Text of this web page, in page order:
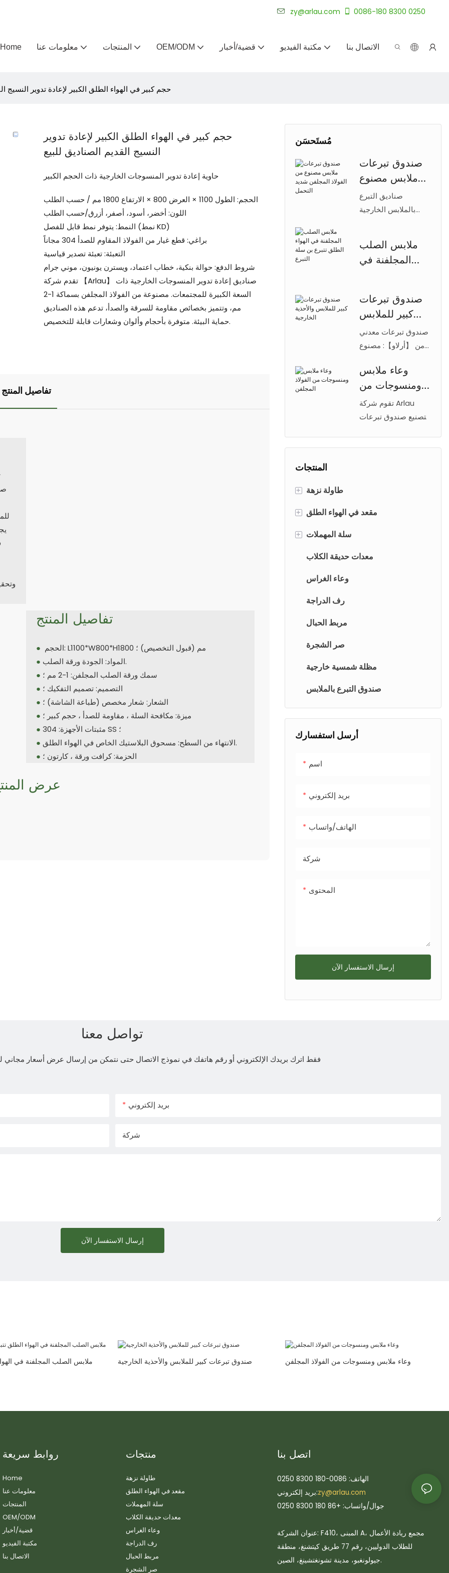
zy@arlau.com 0086-180 8300 0250
Home معلومات عنا المنتجات OEM/ODM قضية/أخبار مكتبة الفيديو الاتصال بنا
حجم كبير في الهواء الطلق الكبير لإعادة تدوير النسيج
حجم كبير في الهواء الطلق الكبير لإعادة تدوير
النسيج القديم الصناديق للبيع
حاوية إعادة تدوير المنسوجات الخارجية ذات الحجم الكبير
الحجم: الطول 1100 × العرض 800 × الارتفاع 1800 مم / حسب الطلب
اللون: أخضر، أسود، أصفر، أزرق/حسب الطلب
النمط: يتوفر نمط قابل للفصل (نمط KD)
براغي: قطع غيار من الفولاذ المقاوم للصدأ 304 مجاناً
التعبئة: تعبئة تصدير قياسية
شروط الدفع: حوالة بنكية، خطاب اعتماد، ويسترن يونيون، موني جرام
تقدم شركة 【Arlau】 صناديق إعادة تدوير المنسوجات الخارجية ذات
السعة الكبيرة للمجتمعات. مصنوعة من الفولاذ المجلفن بسماكة 1-2
مم، وتتميز بخصائص مقاومة للسرقة والصدأ، تدعم هذه الصناديق
حماية البيئة. متوفرة بأحجام وألوان وشعارات قابلة للتخصيص.
تفاصيل المنتج
تفاصيل المنتج
●
الحجم: L1100*W800*H1800 مم (قبول التخصيص) ؛
●
المواد: الجودة ورقة الصلب.
●
سمك ورقة الصلب المجلفن: 1-2 مم ؛
● التصميم: تصميم التفكيك ؛
● الشعار: شعار مخصص (طباعة الشاشة) ؛
● ميزة: مكافحة السلة ، مقاومة للصدأ ، حجم كبير ؛
●
مثبتات الأجهزة: 304 SS ؛
●
الانتهاء من السطح: مسحوق البلاستيك الخاص في الهواء الطلق.
● الحزمة: كرافت ورقة ، كارتون ؛
عرض
مُستَحسَن
صندوق تبرعات
ملابس مصنوع
من الفولاذ
المجلفن شديد
صناديق التبرع
بالملابس الخارجية
من الفولاذ المجلفن.
حاويات خيرية لإعادة
للأماكن العامة.
ملابس الصلب
المجلفنة في
التبرع
صندوق تبرعات
كبير للملابس
والأحذية الخارجية
صندوق تبرعات معدني
من 【أرلاو】: مصنوع
بسماكة 1-2 مم، مع
تجهيزات من الفولاذ
المقاوم للصدأ 304.
ألوان وشعارات حسب
والصدأ. مثالي للحدائق
وعاء ملابس
ومنسوجات من
الفولاذ المجلفن
تقوم شركة Arlau
بتصنيع صندوق تبرعات
شفافة، وأجزاء معدنية
المنتجات
+ طاولة نزهة
طاولة نزهة معدنية
طاولة نزهة خشبية
طاولات وكراسي الألومنيوم
+ مقعد في الهواء الطلق
مقعد معدني
مقعد الخشب
+ سلة المهملات
سلة المهملات المعدنية
سلة المهملات الخشبية
سلة المهملات الداخلية
معدات حديقة الكلاب
وعاء الغراس
رف الدراجة
مربط الحبال
صر الشجرة
مظلة شمسية خارجية
صندوق التبرع بالملابس
أرسل استفسارك
اسم
بريد إلكتروني
الهاتف/واتساب
شركة
المحتوى
إرسال الاستفسار الآن
تواصل معنا
فقط اترك بريدك الإلكتروني أو رقم هاتفك في نموذج الاتصال حتى نتمكن من إرسال عرض أسعار
بريد إلكتروني
شركة
إرسال الاستفسار الآن
ملابس الصلب المجلفنة في صندوق تبرعات كبير للملابس والأحذية الخارجية وعاء ملابس ومنسوجات من الفولاذ المجلفن
روابط سريعة
Home
معلومات عنا
المنتجات
OEM/ODM
قضية/أخبار
مكتبة الفيديو
الاتصال بنا
منتجات
طاولة نزهة
مقعد في الهواء الطلق
سلة المهملات
معدات حديقة الكلاب
وعاء الغراس
رف الدراجة
مربط الحبال
صر الشجرة
اتصل بنا
الهاتف: 0086-180 8300 0250
بريد إلكتروني:zy@arlau.com
جوال/واتساب: +86 180 8300 0250
عنوان الشركة: F410، المبنى A، مجمع ريادة الأعمال
للطلاب الدوليين، رقم 77 طريق كيتشنغ، منطقة
جيولونغبو، مدينة تشونغتشينغ، الصين.